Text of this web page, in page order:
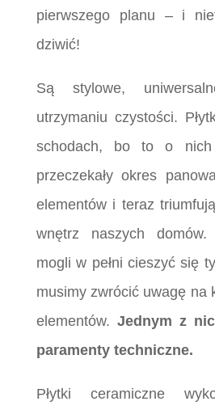
pierwszego planu – i
dziwić!
Są stylowe,
utrzymaniu czystości.
schodach, bo to o nich
przeczekały okres
elementów i teraz
wnętrz naszych
mogli w pełni cieszyć się
musimy zwrócić uwagę na
elementów.Jednym z
paramenty techniczne.
Płytki ceramiczne